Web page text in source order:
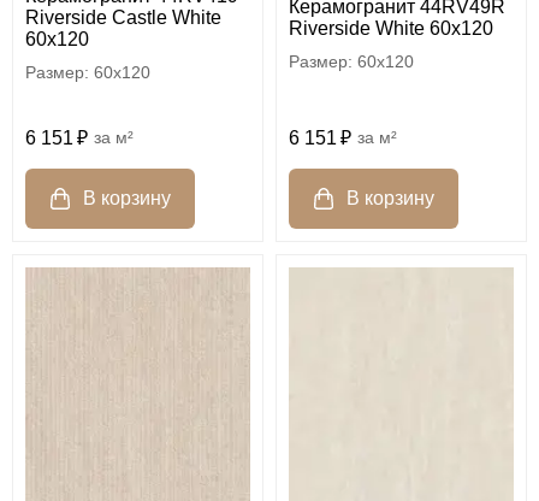
Riverside Castle White
60x120
60x120
6 151 м²
Керамогранит 44RV49R
Riverside White 60x120
60x120
6 151 м²